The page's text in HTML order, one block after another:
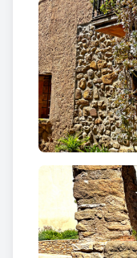
mantenir fidel a
encara avui
adovellats,
arquitectònics
com petites
continuïtat d’un
del tot amb la
Al segle XVIII,
demogràfic
cases es van
noves necessitats